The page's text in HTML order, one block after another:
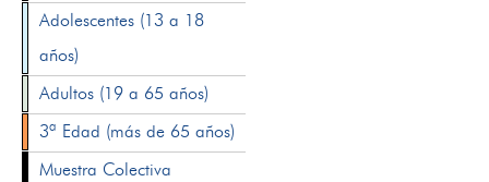
Adolescentes (13 a 18
años)
Adultos (19 a 65 años)
3ª Edad (más de 65 años)
Muestra Colectiva